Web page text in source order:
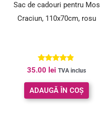
Sac de cadouri pentru Mos
Craciun, 110x70cm, rosu
Evaluat la
4.67
din 5
35.00 lei TVA inclus
ADAUGĂ ÎN COȘ